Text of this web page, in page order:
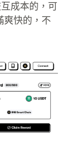
成本的，可
爽快的，不